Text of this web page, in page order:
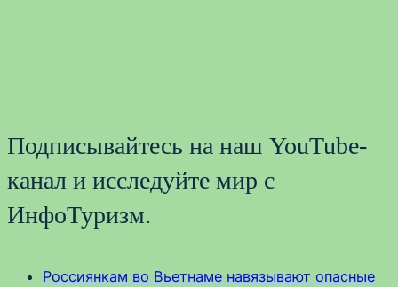
Подписывайтесь на наш YouTube-
канал и исследуйте мир с
ИнфоТуризм.
Россиянкам во Вьетнаме навязывают опасные